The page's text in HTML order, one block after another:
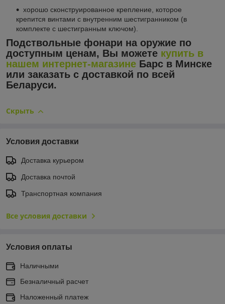
хорошо сконструированное крепление, которое
крепится винтами с внутренним шестигранником (в
комплекте с шестигранным ключом).
Подствольные фонари на оружие по
доступным ценам, Вы можете купить в
нашем интернет-магазине Барс в Минске
или заказать с доставкой по всей
Беларуси.
Скрыть
Условия доставки
Доставка курьером
Доставка почтой
Транспортная компания
Все условия доставки
Условия оплаты
Наличными
Безналичный расчет
Наложенный платеж